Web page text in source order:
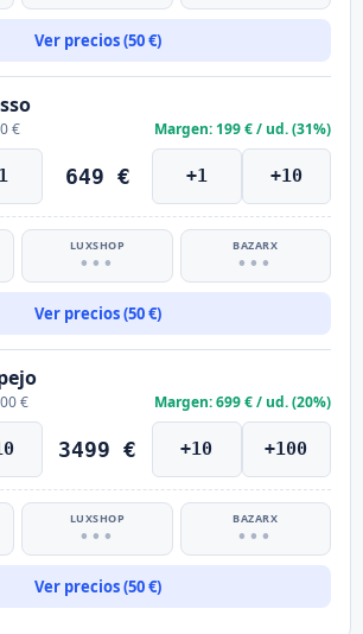
Ver precios (50 €)
€ Margen: 199 € / ud. (31%)
649 € +1 +10
LUXSHOP
•••
BAZARX
•••
Ver precios (50 €)
€ Margen: 699 € / ud. (20%)
3499 € +10 +100
LUXSHOP
•••
BAZARX
•••
Ver precios (50 €)